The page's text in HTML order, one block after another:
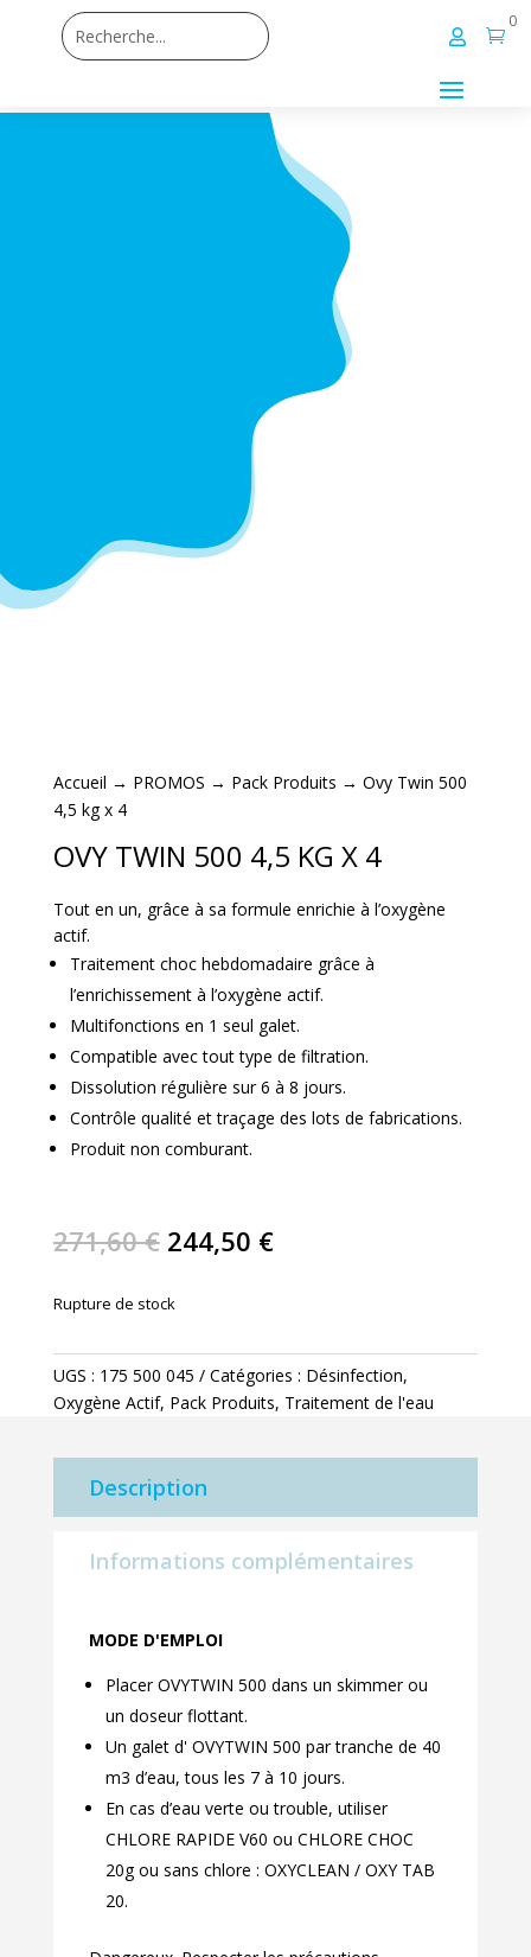
 
0
Accueil → PROMOS → Pack Produits → Ovy Twin 500
4,5 kg x 4
OVY TWIN 500 4,5 KG X 4
Tout en un, grâce à sa formule enrichie à l’oxygène
actif.
Traitement choc hebdomadaire grâce à
l’enrichissement à l’oxygène actif.
Multifonctions en 1 seul galet.
Compatible avec tout type de filtration.
Dissolution régulière sur 6 à 8 jours.
Contrôle qualité et traçage des lots de fabrications.
Produit non comburant.
271,60€ Le
prix
initial
était :
271,60 €.
244,50 €Le
244,50 €.
Rupture de stock
UGS : 175 500 045 Catégories : Désinfection,
Oxygène Actif, Pack Produits, Traitement de l'eau
Description
Informations complémentaires
MODE D'EMPLOI
Placer OVYTWIN 500 dans un skimmer ou
un doseur flottant.
Un galet d' OVYTWIN 500 par tranche de 40
m3 d’eau, tous les 7 à 10 jours.
En cas d’eau verte ou trouble, utiliser
CHLORE RAPIDE V60 ou CHLORE CHOC
20g ou sans chlore : OXYCLEAN / OXY TAB
20.